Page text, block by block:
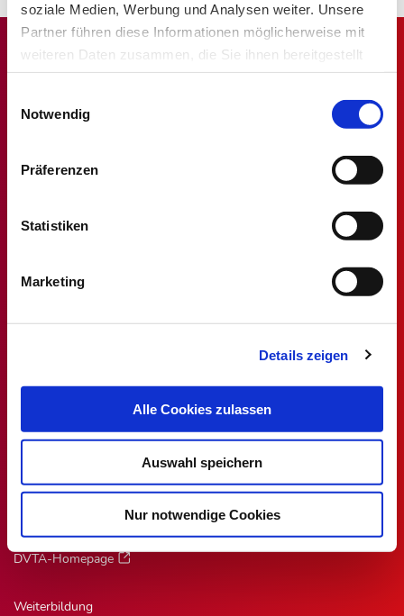
soziale Medien, Werbung und Analysen weiter. Unsere
Partner führen diese Informationen möglicherweise mit
weiteren Daten zusammen, die Sie ihnen bereitgestellt
haben oder die sie im Rahmen Ihrer Nutzung der Dienste
Notwendig
Präferenzen
Statistiken
Marketing
Details zeigen
Alle Cookies zulassen
Auswahl speichern
Nur notwendige Cookies
Stellenmarkt
MTF/MTAF Stellenangebote
MTL/MTLA Stellenangebote
MTV/VMTA Stellenangebote
DVTA
Ansprechpartner
DVTA-Homepage
Weiterbildung